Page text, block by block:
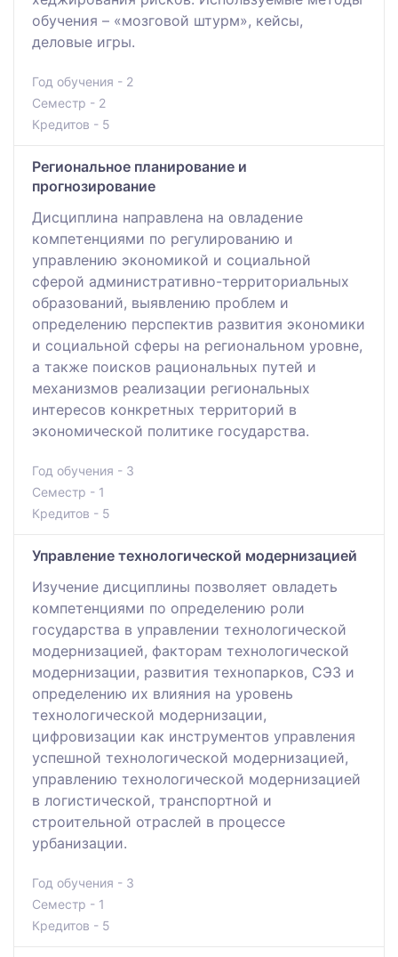
обучения – «мозговой штурм», кейсы,
деловые игры.
Год обучения - 2
Семестр - 2
Кредитов - 5
Региональное планирование и
прогнозирование
Дисциплина направлена на овладение
компетенциями по регулированию и
управлению экономикой и социальной
сферой административно-территориальных
образований, выявлению проблем и
определению перспектив развития экономики
и социальной сферы на региональном уровне,
а также поисков рациональных путей и
механизмов реализации региональных
интересов конкретных территорий в
экономической политике государства.
Год обучения - 3
Семестр - 1
Кредитов - 5
Управление технологической модернизацией
Изучение дисциплины позволяет овладеть
компетенциями по определению роли
государства в управлении технологической
модернизацией, факторам технологической
модернизации, развития технопарков, СЭЗ и
определению их влияния на уровень
технологической модернизации,
цифровизации как инструментов управления
успешной технологической модернизацией,
управлению технологической модернизацией
в логистической, транспортной и
строительной отраслей в процессе
урбанизации.
Год обучения - 3
Семестр - 1
Кредитов - 5